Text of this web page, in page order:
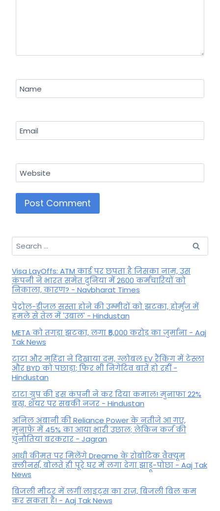
Name
Email
Website
Search
for:
Visa LayOffs: ATM कार्ड पर छपता है जिसका नाम, उस
कंपनी ने भारत समेत दुनिया में 2600 कर्मचारियों को
निकाला, कारण? - Navbharat Times
पेट्रोल-डीजल सस्ता होने की उम्मीदों को झटका, होर्मुज में
हमले से तेल में 'उबाल' - Hindustan
META को तगड़ा झटका, लगा ₹5,000 करोड़ का जुर्माना - Aaj
Tak News
टाटा और महिंद्रा ने दिखाया दम, ग्लोबल EV रैंकिंग में टेस्ला
और BYD को पछाड़ा; फिर भी निगेटिव बातें हो रहीं -
Hindustan
टाटा ग्रुप की इस कंपनी ने कर दिया कमाल! मुनाफा 22%
बढ़ा, शेयर पर सबकी नजर - Hindustan
अनिल अंबानी की Reliance Power के नतीजे आ गए,
मुनाफे में 45% का आया भारी उछाल; लेकिन कर्ज की
चुनौतियां बरकरार - Jagran
आधी कीमत पर मिलेंगे Dreame के रोबोटिक वैक्यूम
क्लीनर्स, बोलते ही पूरे घर में लगा देगा झाड़ू-पोछा - Aaj Tak
News
बिजली मीटर में लगीं लाइट्स का राज़, बिजली बिल कम
कर सकता है! - Aaj Tak News